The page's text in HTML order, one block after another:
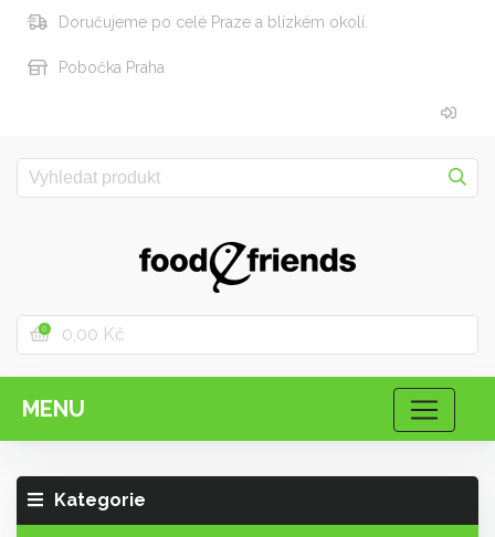
Doručujeme po celé Praze a blízkém okolí.
Pobočka Praha
0 0,00 Kč
MENU
Kategorie